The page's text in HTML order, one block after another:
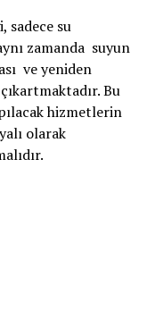
sadece su
zamanda suyun
ve yeniden
Bu
hizmetlerin
olarak